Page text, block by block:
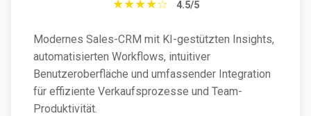
★★★★☆ 4.5/5
Modernes Sales-CRM mit KI-gestützten Insights,
automatisierten Workflows, intuitiver
Benutzeroberfläche und umfassender Integration
für effiziente Verkaufsprozesse und Team-
Produktivität.